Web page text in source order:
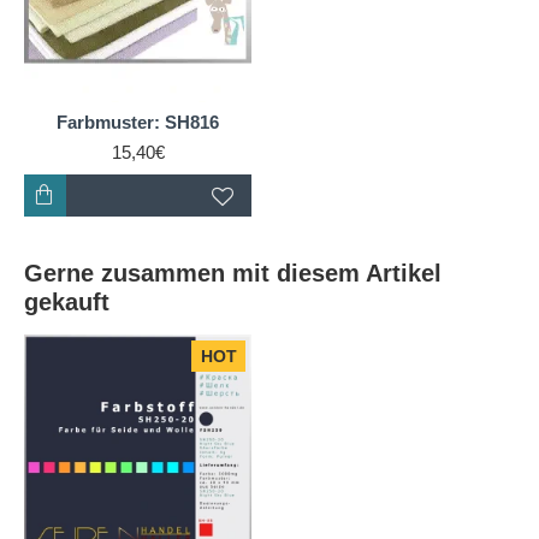
Holz oder weichen Ton erinnert. Diese Farbe strahlt
eine subtile Eleganz aus und wird oft mit Ruhe,
gebracht.
Wirkung auf Menschen:
- Beruhigend: SH816 kann auf Menschen eine
- Neutralität: Als dezenter Farbton eignet sich SH816
gut als Basisfarbe. Sie lenkt nicht stark ab und lässt
andere Farben in einem Design hervorstechen.
- Natürlichkeit: Die Assoziation mit Sandstein und
hellem Holz verleiht SH816 eine natürliche Qualität.
Menschen verbinden sie mit organischen Materialien
und einem harmonischen Umfeld.
Farbmuster: SH816
15,40€
Gerne zusammen mit diesem Artikel
gekauft
HOT